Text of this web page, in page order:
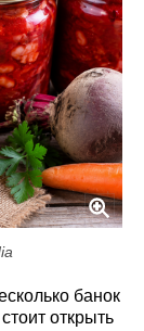
банок
открыть